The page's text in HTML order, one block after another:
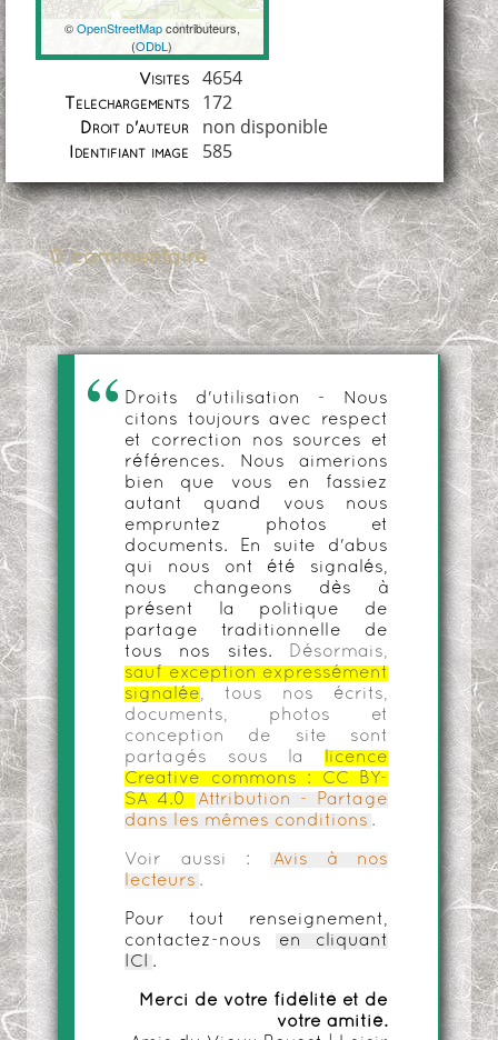
Coordonnées
©OpenStreetMapcontributeurs,
(ODbL)
Visites 4654
Téléchargements 172
Droit d'auteur non disponible
Identifiant image 585
0 commentaire
Droits d'utilisation - Nous
citons toujours avec respect
et correction nos sources et
références. Nous aimerions
bien que vous en fassiez
autant quand vous nous
empruntez photos et
documents. En suite d'abus
qui nous ont été signalés,
nous changeons dès à
présent la politique de
partage traditionnelle de
tous nos sites.
Désormais,
sauf exception expressément
signalée, tous nos écrits,
documents, photos et
conception de site sont
partagés sous la
licence
Creative commons :
CC BY-
SA 4.0
Attribution - Partage
dans les mêmes conditions .
Voir aussi :
Avis à nos
lecteurs .
Pour tout renseignement,
contactez-nous
en cliquant
ICI
.
Merci de votre fidélité et de
votre amitié.